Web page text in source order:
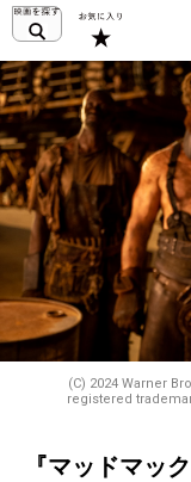
(C) 2024 Warner
registered
『マッドマッ